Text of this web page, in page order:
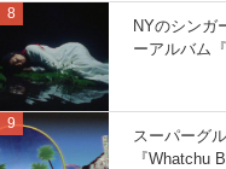
NYのシンガ
ーアルバム
スーパーグ
『Whatchu